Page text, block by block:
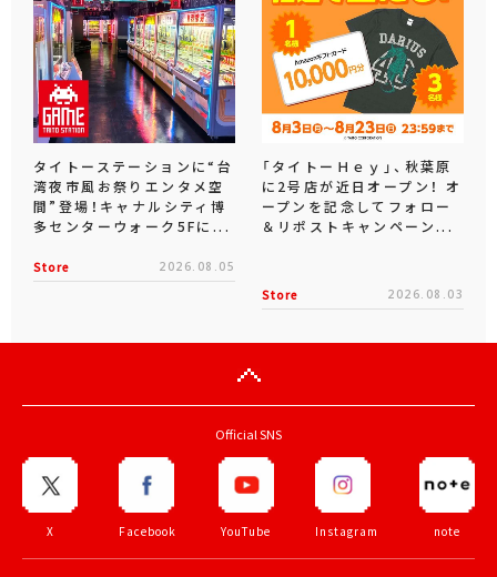
タイトーステーションに“台
湾夜市風お祭りエンタメ空
間”登場！キャナルシティ博
多センターウォーク5Fに...
Store 2026.08.05
「タイトーＨｅｙ」、秋葉原
に2号店が近日オープン！ オ
ープンを記念してフォロー
＆リポストキャンペーン...
Store 2026.08.03
Official SNS
X Facebook YouTube Instagram note